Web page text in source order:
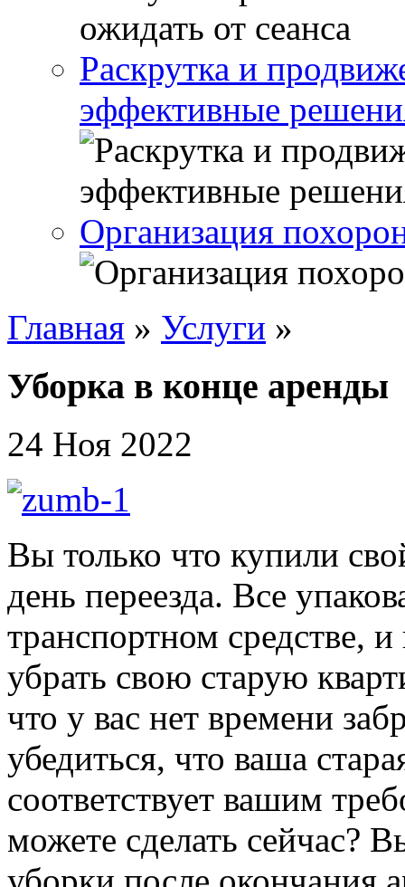
Раскрутка и
эффективные
Организация
Главная » Услуги »
Уборка в конце аренды
24 Ноя 2022
Вы только что купили
день переезда. Все
транспортном средстве,
убрать свою старую
что у вас нет времени
убедиться, что ваша
соответствует вашим
можете сделать сейчас?